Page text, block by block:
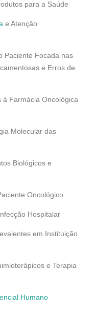
para a Saúde
e Atenção
Paciente Focada nas
e Erros de
à Farmácia Oncológica
Molecular das
Biológicos e
Oncológico
Hospitalar
em Instituição
e Terapia
Humano